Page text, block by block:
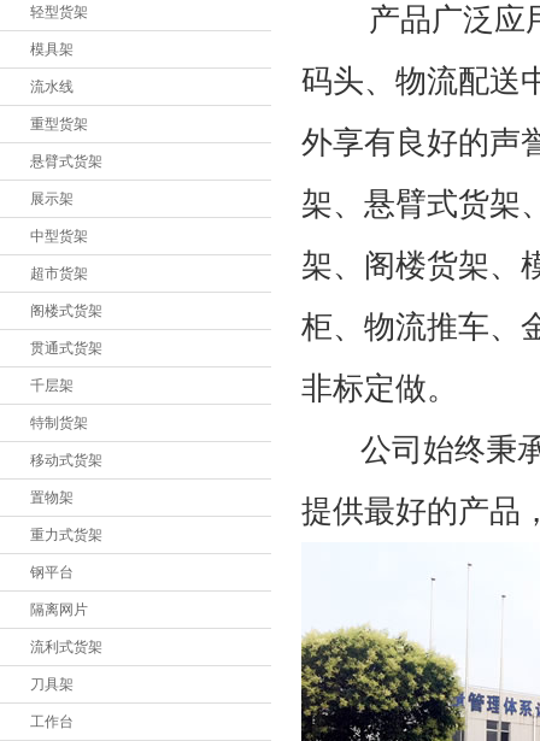
隔离网片
流利式货架
刀具架
文件柜
工具柜
铝型材制品
仓储笼
巧固架
物流台车
托盘
物流箱
周转箱
轻型货架
模具架
流水线
重型货架
悬臂式货架
展示架
中型货架
超市货架
阁楼式货架
贯通式货架
千层架
特制货架
移动式货架
置物架
重力式货架
钢平台
隔离网片
流利式货架
刀具架
工作台
产品广泛应用
码头、物流配送
外享有良好的声
架、悬臂式货架
架、阁楼货架、
柜、物流推车、
非标定做。
公司始终秉承"
提供最好的产品